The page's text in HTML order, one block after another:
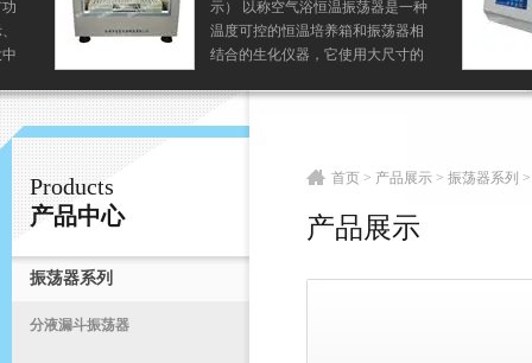
常州易晨仪器制造有限公司
首
示） 以称空气浴恒温振荡器是一种
温度可控的恒温培养箱和振荡器相
结合的生化仪器，它使用大尺寸的
动，是植物、生物、微生物、遗
传、病毒、环保、医学等...
Products
产品中心
振荡器系列
分液漏斗振荡器
首页 > 产品展示 > 振荡器系列
产品展示